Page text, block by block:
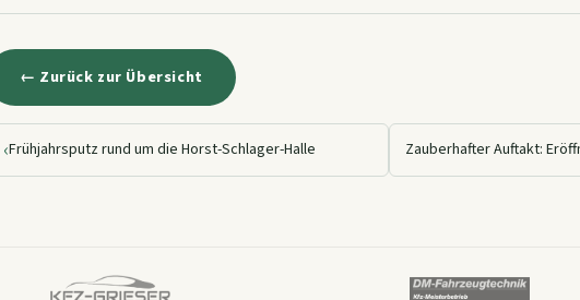
← Zurück zur Übersicht
‹Frühjahrsputz rund um die Horst-Schlager-Halle